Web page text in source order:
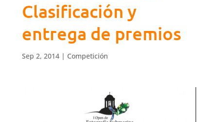
Clasificación y
entrega de premios
Sep 2, 2014| Competición